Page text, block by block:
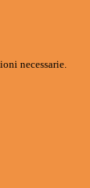
necessarie.